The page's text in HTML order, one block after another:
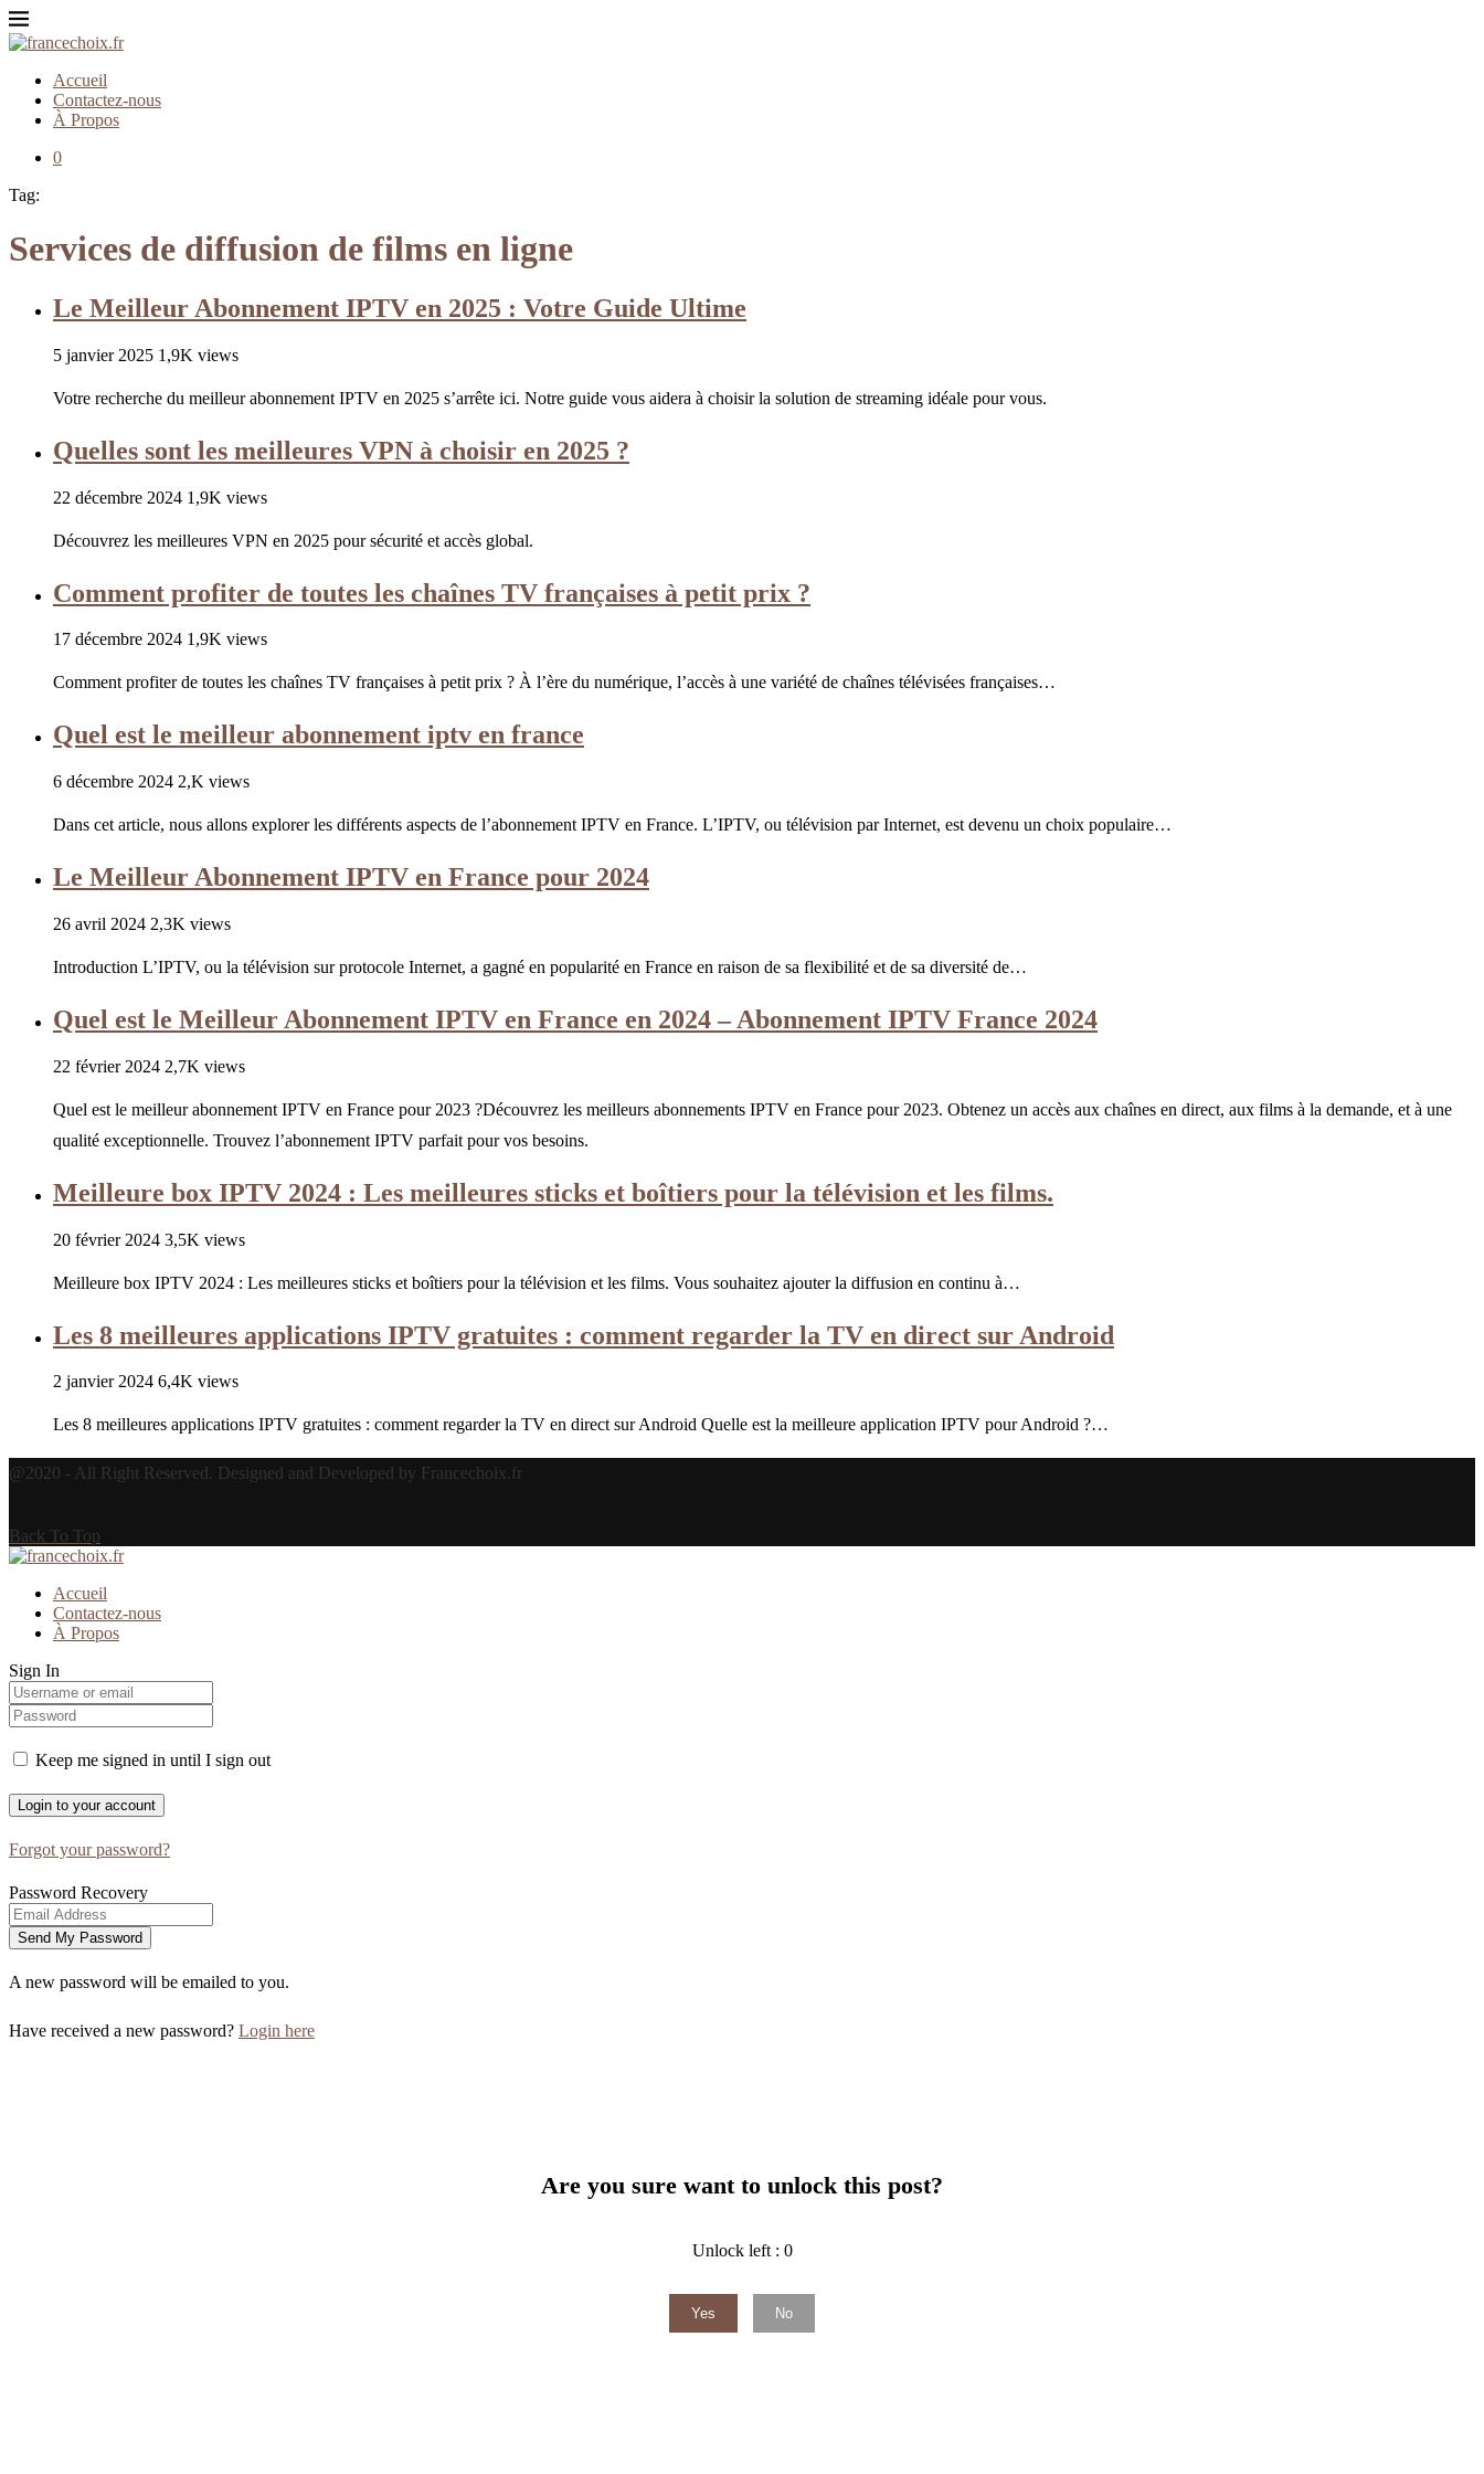
Accueil
Contactez-nous
À Propos
0
Tag:
Services de diffusion de films en ligne
Le Meilleur Abonnement IPTV en 2025 : Votre Guide Ultime
5 janvier 2025 1,9K views
Votre recherche du meilleur abonnement IPTV en 2025 s’arrête ici. Notre guide vous aidera à choisir la solution de streaming idéale pour vous.
Quelles sont les meilleures VPN à choisir en 2025 ?
22 décembre 2024 1,9K views
Découvrez les meilleures VPN en 2025 pour sécurité et accès global.
Comment profiter de toutes les chaînes TV françaises à petit prix ?
17 décembre 2024 1,9K views
Comment profiter de toutes les chaînes TV françaises à petit prix ? À l’ère du numérique, l’accès à une variété de chaînes télévisées françaises…
Quel est le meilleur abonnement iptv en france
6 décembre 2024 2,K views
Dans cet article, nous allons explorer les différents aspects de l’abonnement IPTV en France. L’IPTV, ou télévision par Internet, est devenu un choix populaire…
Le Meilleur Abonnement IPTV en France pour 2024
26 avril 2024 2,3K views
Introduction L’IPTV, ou la télévision sur protocole Internet, a gagné en popularité en France en raison de sa flexibilité et de sa diversité de…
Quel est le Meilleur Abonnement IPTV en France en 2024 – Abonnement IPTV France 2024
22 février 2024 2,7K views
Quel est le meilleur abonnement IPTV en France pour 2023 ?Découvrez les meilleurs abonnements IPTV en France pour 2023. Obtenez un accès aux chaînes en direct, aux films à la demande, et à une
qualité exceptionnelle. Trouvez l’abonnement IPTV parfait pour vos besoins.
Meilleure box IPTV 2024 : Les meilleures sticks et boîtiers pour la télévision et les films.
20 février 2024 3,5K views
Meilleure box IPTV 2024 : Les meilleures sticks et boîtiers pour la télévision et les films. Vous souhaitez ajouter la diffusion en continu à…
Les 8 meilleures applications IPTV gratuites : comment regarder la TV en direct sur Android
2 janvier 2024 6,4K views
Les 8 meilleures applications IPTV gratuites : comment regarder la TV en direct sur Android Quelle est la meilleure application IPTV pour Android ?…
@2020 - All Right Reserved. Designed and Developed by Francechoix.fr
Back To Top
Accueil
Contactez-nous
À Propos
Sign In
Keep me signed in until I sign out
Forgot your password?
Password Recovery
A new password will be emailed to you.
Have received a new password? Login here
Are you sure want to unlock this post?
Unlock left : 0
Yes No